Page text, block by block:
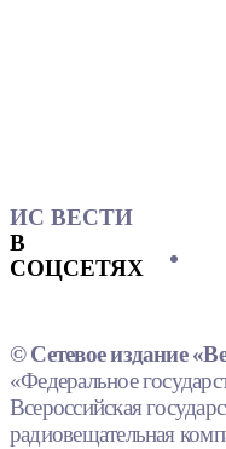
ИС ВЕСТИ
В
СОЦСЕТЯХ
© Сетевое издание
«Федеральное
Всероссийская
радиовещательная